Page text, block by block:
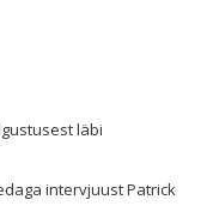
läbi
intervjuust Patrick